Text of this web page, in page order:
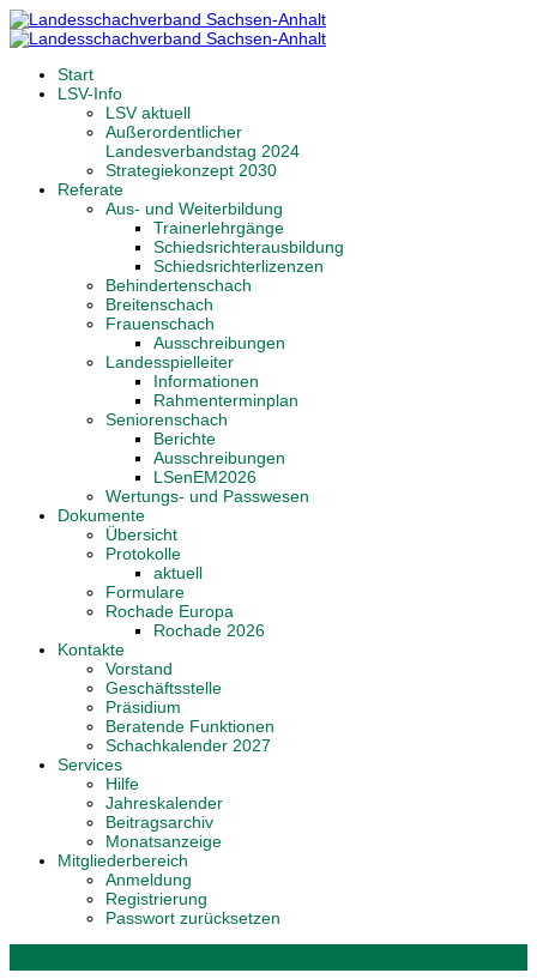
Start
LSV-Info
LSV aktuell
Außerordentlicher
Landesverbandstag 2024
Strategiekonzept 2030
Referate
Aus- und Weiterbildung
Trainerlehrgänge
Schiedsrichterausbildung
Schiedsrichterlizenzen
Behindertenschach
Breitenschach
Frauenschach
Ausschreibungen
Landesspielleiter
Informationen
Rahmenterminplan
Seniorenschach
Berichte
Ausschreibungen
LSenEM2026
Wertungs- und Passwesen
Dokumente
Übersicht
Protokolle
aktuell
Formulare
Rochade Europa
Rochade 2026
Kontakte
Vorstand
Geschäftsstelle
Präsidium
Beratende Funktionen
Schachkalender 2027
Services
Hilfe
Jahreskalender
Beitragsarchiv
Monatsanzeige
Mitgliederbereich
Anmeldung
Registrierung
Passwort zurücksetzen